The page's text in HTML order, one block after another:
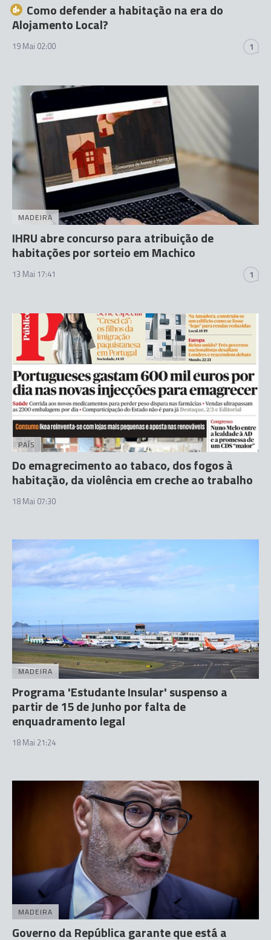
Como defender a habitação na era do
Alojamento Local?
19 Mai 02:00 1
MADEIRA
IHRU abre concurso para atribuição de
habitações por sorteio em Machico
13 Mai 17:41 1
PAÍS
Do emagrecimento ao tabaco, dos fogos à
habitação, da violência em creche ao trabalho
18 Mai 07:30
MADEIRA
Programa 'Estudante Insular' suspenso a
partir de 15 de Junho por falta de
enquadramento legal
18 Mai 21:24
MADEIRA
Governo da República garante que está a